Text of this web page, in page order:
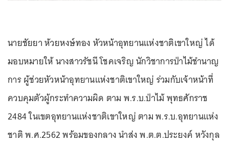
นายชัยยา ห้วยหงษ์ทอง หัวหน้าอุทยานแห่งชาติเขาใหญ่ ได้
มอบหมายให้ นางสาวรัชนี โชคเจริญ นักวิชาการป่าไม้ชำนาญ
การ ผู้ช่วยหัวหน้าอุทยานแห่งชาติเขาใหญ่ ร่วมกับเจ้าหน้าที่
ควบคุมตัวผู้กระทำความผิด ตาม พ.ร.บ.ป่าไม้ พุทธศักราช
2484 ในเขตอุทยานแห่งชาติเขาใหญ่ ตาม พ.ร.บ.อุทยานแห่ง
ชาติ พ.ศ.2562 พร้อมของกลาง นำส่ง พ.ต.ต.ประยงค์ หวังกุล